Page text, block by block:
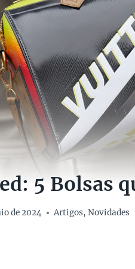
5 Bolsas
de 2024 Artigos,Novidades